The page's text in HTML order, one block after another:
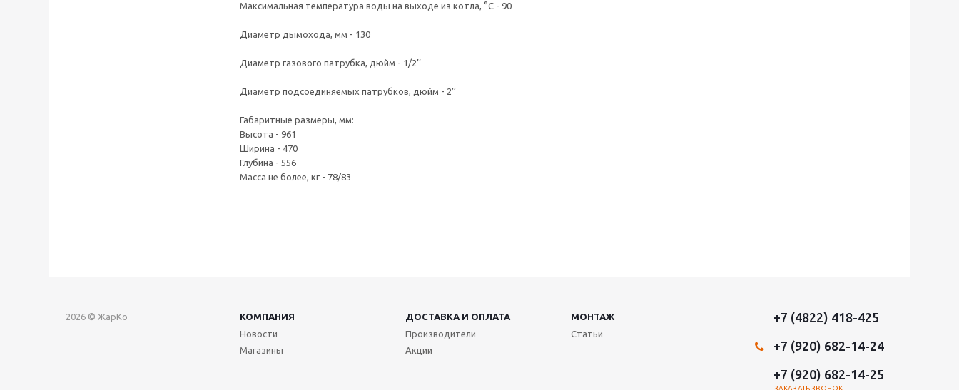
Максимальная температура воды на выходе из котла, °С - 90
Диаметр дымохода, мм - 130
Диаметр газового патрубка, дюйм - 1/2’’
Диаметр подсоединяемых патрубков, дюйм - 2’’
Габаритные размеры, мм:
Высота - 961
Ширина - 470
Глубина - 556
Масса не более, кг - 78/83
2026 © ЖарКо КОМПАНИЯ ДОСТАВКА И ОПЛАТА
МОНТАЖ
Новости
Магазины
Производители
Акции
Статьи
+7 (4822) 418-425
+7 (920) 682-14-24
+7 (920) 682-14-25
ЗАКАЗАТЬ ЗВОНОК